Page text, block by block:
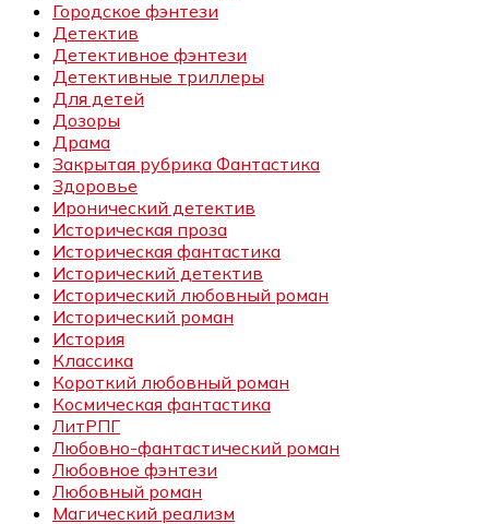
Городское фэнтези
Детектив
Детективное фэнтези
Детективные триллеры
Для детей
Дозоры
Драма
Закрытая рубрика Фантастика
Здоровье
Иронический детектив
Историческая проза
Историческая фантастика
Исторический детектив
Исторический любовный роман
Исторический роман
История
Классика
Короткий любовный роман
Космическая фантастика
ЛитРПГ
Любовно-фантастический роман
Любовное фэнтези
Любовный роман
Магический реализм